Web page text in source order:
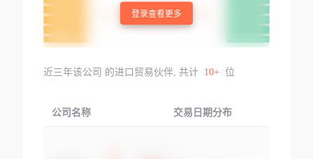
登录查看更多
近三年该公司 的进口贸易伙伴, 共计 10+ 位
公司名称 交易日期分布